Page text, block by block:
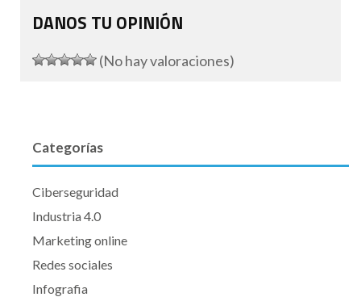
DANOS TU OPINIÓN
(No hay valoraciones)
Categorías
Ciberseguridad
Industria 4.0
Marketing online
Redes sociales
Infografia